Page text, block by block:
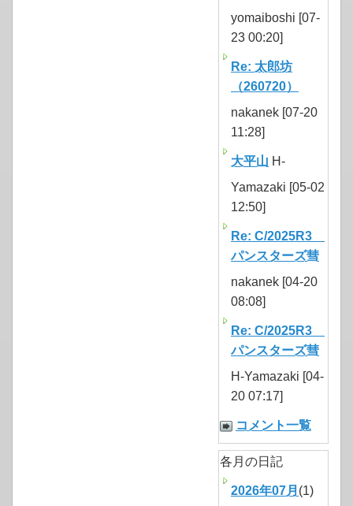
yomaiboshi [07-
23 00:20]
Re: 太郎坊
（260720）
nakanek [07-20
11:28]
大平山 H-
Yamazaki [05-02
12:50]
Re: C/2025R3
パンスターズ彗
nakanek [04-20
08:08]
Re: C/2025R3
パンスターズ彗
H-Yamazaki [04-
20 07:17]
コメント一覧
各月の日記
2026年07月 (1)